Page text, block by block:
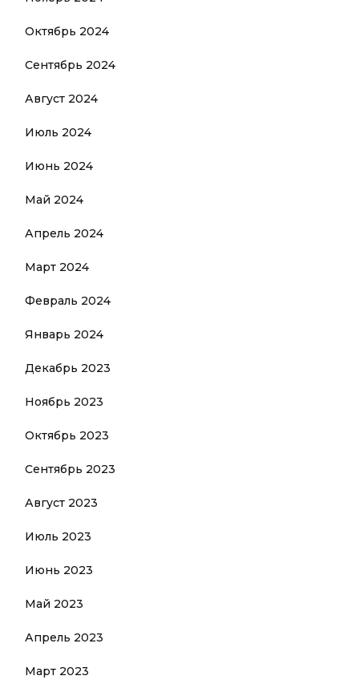
Октябрь 2024
Сентябрь 2024
Август 2024
Июль 2024
Июнь 2024
Май 2024
Апрель 2024
Март 2024
Февраль 2024
Январь 2024
Декабрь 2023
Ноябрь 2023
Октябрь 2023
Сентябрь 2023
Август 2023
Июль 2023
Июнь 2023
Май 2023
Апрель 2023
Март 2023